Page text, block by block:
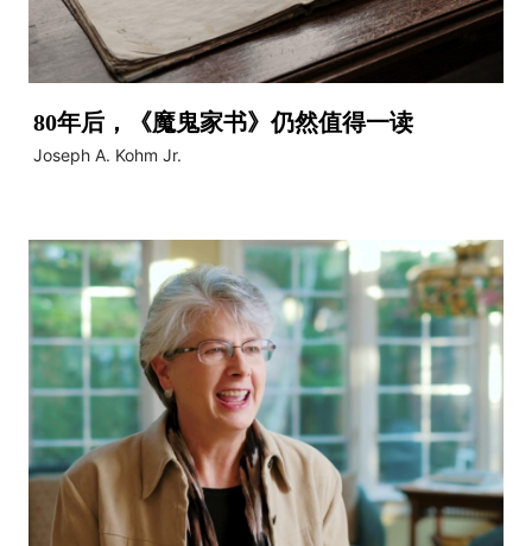
80年后，《魔鬼家书》仍然值得一读
Joseph A. Kohm Jr.